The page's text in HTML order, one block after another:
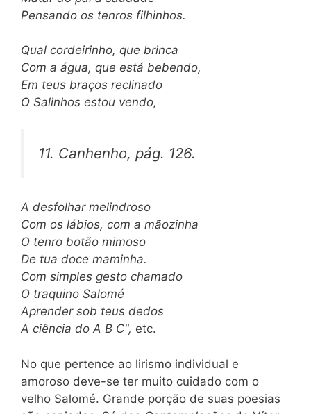
Pensando os tenros filhinhos.
Qual cordeirinho, que brinca
Com a água, que está bebendo,
Em teus braços reclinado
O Salinhos estou vendo,
11. Canhenho, pág. 126.
A desfolhar melindroso
Com os lábios, com a mãozinha
O tenro botão mimoso
De tua doce maminha.
Com simples gesto chamado
O traquino Salomé
Aprender sob teus dedos
A ciência do A B C", etc.
No que pertence ao lirismo individual e
amoroso deve-se ter muito cuidado com o
velho Salomé. Grande porção de suas poesias